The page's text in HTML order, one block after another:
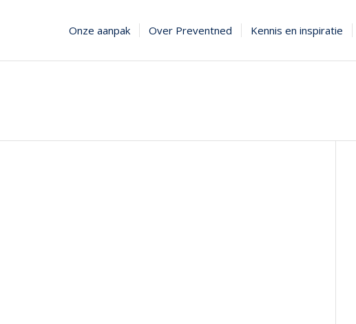
Onze aanpak Over Preventned Kennis en inspiratie